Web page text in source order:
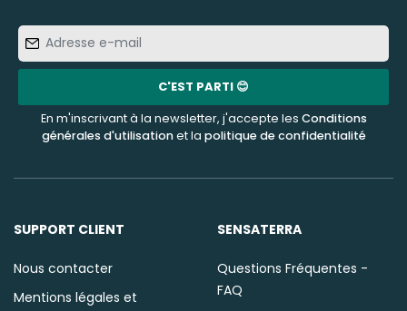
e-
mail
C'EST PARTI 😊
En m'inscrivant à la newsletter, j'accepte les Conditions
générales d'utilisationet la politique de confidentialité
SUPPORT CLIENT
Nous contacter
Mentions légales et
SENSATERRA
Questions Fréquentes -
FAQ